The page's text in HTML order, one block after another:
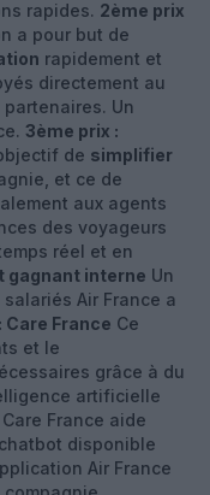
rapides. 2ème prix
a pour but de
rapidement et
directement au
Un
3ème prix :
de simplifier
et ce de
aux agents
des voyageurs
réel et en
gagnant interne Un
Air France a
Care France Ce
et le
grâce à du
artificielle
France aide
disponible
Air France